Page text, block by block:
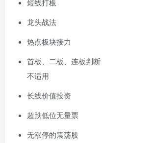
短线打板
龙头战法
热点板块接力
首板、二板、连板判断
不适用
长线价值投资
超跌低位无量票
无涨停的震荡股